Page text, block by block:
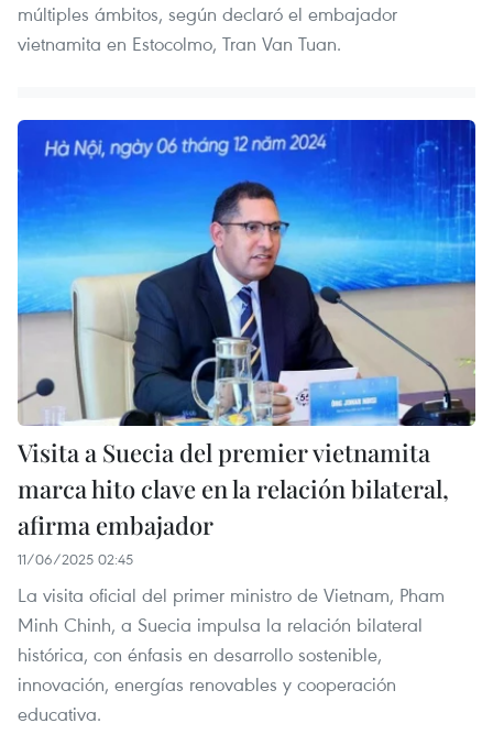
múltiples ámbitos, según declaró el embajador
vietnamita en Estocolmo, Tran Van Tuan.
Visita a Suecia del premier vietnamita
marca hito clave en la relación bilateral,
afirma embajador
11/06/2025 02:45
La visita oficial del primer ministro de Vietnam, Pham
Minh Chinh, a Suecia impulsa la relación bilateral
histórica, con énfasis en desarrollo sostenible,
innovación, energías renovables y cooperación
educativa.